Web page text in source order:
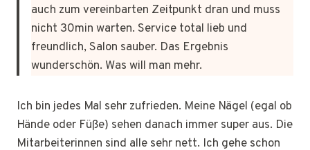
auch zum vereinbarten Zeitpunkt dran und muss
nicht 30min warten. Service total lieb und
freundlich, Salon sauber. Das Ergebnis
wunderschön. Was will man mehr.
Ich bin jedes Mal sehr zufrieden. Meine Nägel (egal ob
Hände oder Füße) sehen danach immer super aus. Die
Mitarbeiterinnen sind alle sehr nett. Ich gehe schon